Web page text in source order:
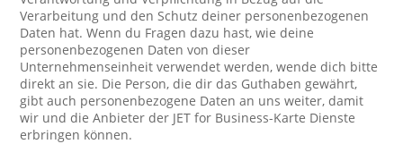
Verarbeitung und den Schutz deiner personenbezogenen
Daten hat. Wenn du Fragen dazu hast, wie deine
personenbezogenen Daten von dieser
Unternehmenseinheit verwendet werden, wende dich bitte
direkt an sie. Die Person, die dir das Guthaben gewährt,
gibt auch personenbezogene Daten an uns weiter, damit
wir und die Anbieter der JET for Business-Karte Dienste
erbringen können.